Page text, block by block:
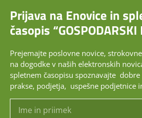
Prijava na Enovice in
časopis “GOSPODARSKI
Prejemajte poslovne novice,
na dogodke v naših elektronskih
spletnem časopisu spoznavajte
prakse, podjetja, uspešne podjetnice